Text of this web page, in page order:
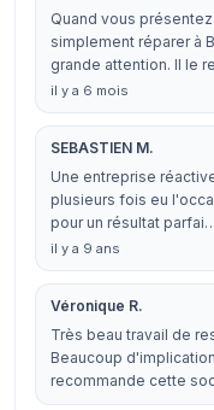
Quand vous
simplement réparer à
grande attention. Il le
il y a 6 mois
SEBASTIEN M.
Une entreprise
plusieurs fois eu
pour un résultat
il y a 9 ans
Véronique R.
Très beau travail de
Beaucoup
recommande cette